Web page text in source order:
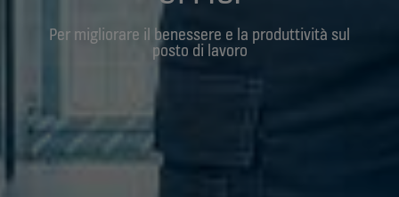
Per migliorare il benessere e la produttività sul
posto di lavoro